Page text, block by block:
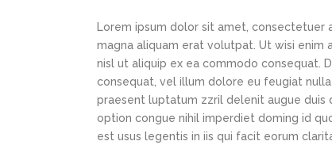
Lorem ipsum dolor sit amet, consectetuer
magna aliquam erat volutpat. Ut wisi enim
nisl ut aliquip ex ea commodo consequat.
consequat, vel illum dolore eu feugiat
praesent luptatum zzril delenit augue
option congue nihil imperdiet doming id
est usus legentis in iis qui facit eorum